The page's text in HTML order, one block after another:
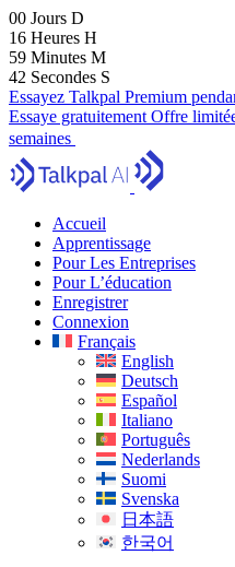
00 Jours D
16 Heures H
59 Minutes M
40 Secondes S
Essayez Talkpal Premium
Essaye gratuitement Offre
semaines
Accueil
Apprentissage
Pour Les Entreprises
Pour L’éducation
Enregistrer
Connexion
Français
English
Deutsch
Español
Italiano
Português
Nederlands
Suomi
Svenska
日本語
한국어